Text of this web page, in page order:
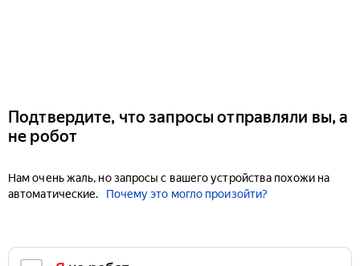
Подтвердите, что запросы отправляли вы, а
не робот
Нам очень жаль, но запросы с вашего устройства похожи на
автоматические.
Почему это могло произойти?